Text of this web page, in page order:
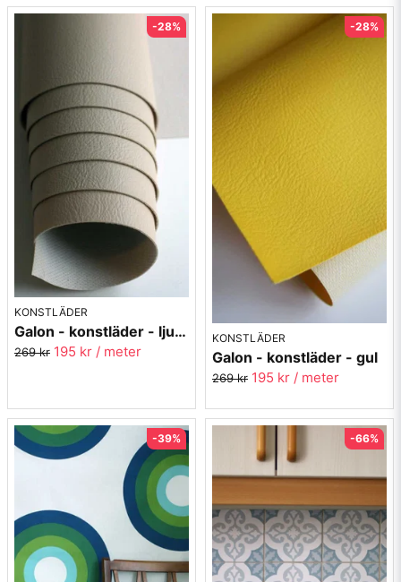
KONSTLÄDER
Galon - konstläder - ljusbeige
269 kr 195 kr / meter
-28%
KONSTLÄDER
Galon - konstläder - gul
269 kr 195 kr / meter
-28%
-39% -66%